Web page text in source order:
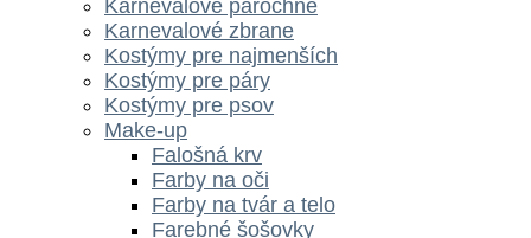
Karnevalove parochne
Karnevalové zbrane
Kostýmy pre najmenších
Kostýmy pre páry
Kostýmy pre psov
Make-up
Falošná krv
Farby na oči
Farby na tvár a telo
Farebné šošovky